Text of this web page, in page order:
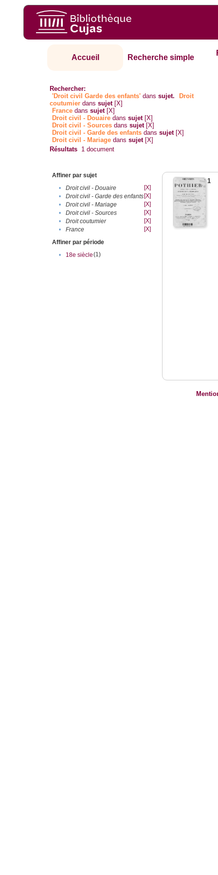
Accueil Recherche simple
Rechercher:
'Droit civil Garde des enfants' danssujet.
Droit
coutumier danssujet [X]
France danssujet [X]
Droit civil - Douaire danssujet [X]
Droit civil - Sources danssujet [X]
Droit civil - Garde des enfants danssujet [X]
Droit civil - Mariage danssujet [X]
Résultats 1 document
Affiner par sujet
•
Droit civil - Douaire
[X]
•
Droit civil - Garde des enfants[X]
•
Droit civil - Mariage
[X]
•
Droit civil - Sources
[X]
•
Droit coutumier
[X]
•
France
[X]
Affiner par période
•
18e siècle(1)
1